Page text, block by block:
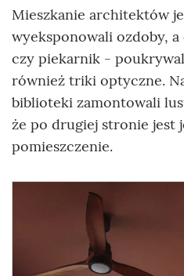
Mieszkanie architektów
wyeksponowali ozdoby,
czy piekarnik -
również triki optyczne.
biblioteki zamontowali
że po drugiej stronie jest
pomieszczenie.